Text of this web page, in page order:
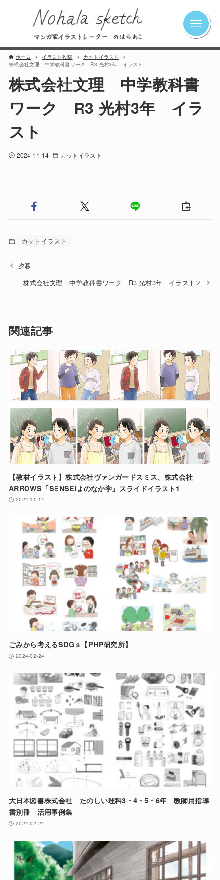
ホーム イラスト投稿
カットイラスト
株式会社文理 中学教科書ワーク R3 光村3年 イラスト
株式会社文理 中学教科書
ワーク R3 光村3年 イラ
スト
2024-11-14 カットイラスト
カットイラスト
夕暮
株式会社文理 中学教科書ワーク R3 光村3年 イラスト２
関連記事
【教材イラスト】株式会社ヴァンガードスミス、株式会社
ARROWS「SENSEIよのなか学」スライドイラスト1
2024-11-14
ごみから考えるSDGｓ【PHP研究所】
2024-02-24
大日本図書株式会社 たのしい理科3・4・5・6年 教師用指導
書別冊 活用事例集
2024-02-24